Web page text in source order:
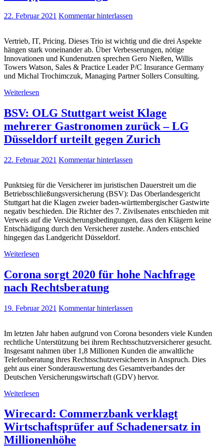
22. Februar 2021 Kommentar hinterlassen
Vertrieb, IT, Pricing. Dieses Trio ist wichtig und die drei Aspekte
hängen stark voneinander ab. Über Verbesserungen, nötige
Innovationen und Kundenutzen sprechen Gero Nießen, Willis
Towers Watson, Sales & Practice Leader P/C Insurance Germany
und Michal Trochimczuk, Managing Partner Sollers Consulting.
Weiterlesen
BSV: OLG Stuttgart weist Klage
mehrerer Gastronomen zurück – LG
Düsseldorf urteilt gegen Zurich
22. Februar 2021 Kommentar hinterlassen
Punktsieg für die Versicherer im juristischen Dauerstreit um die
Betriebsschließungsversicherung (BSV): Das Oberlandesgericht
Stuttgart hat die Klagen zweier baden-württembergischer Gastwirte
negativ beschieden. Die Richter des 7. Zivilsenates entschieden mit
Verweis auf die Versicherungsbedingungen, dass den Klägern keine
Entschädigung durch den Versicherer zustehe. Anders entschied
hingegen das Landgericht Düsseldorf.
Weiterlesen
Corona sorgt 2020 für hohe Nachfrage
nach Rechtsberatung
19. Februar 2021 Kommentar hinterlassen
Im letzten Jahr haben aufgrund von Corona besonders viele Kunden
rechtliche Unterstützung bei ihrem Rechtsschutzversicherer gesucht.
Insgesamt nahmen über 1,8 Millionen Kunden die anwaltliche
Telefonberatung ihres Rechtsschutzversicherers in Anspruch. Dies
geht aus einer Sonderauswertung des Gesamtverbandes der
Deutschen Versicherungswirtschaft (GDV) hervor.
Weiterlesen
Wirecard: Commerzbank verklagt
Wirtschaftsprüfer auf Schadenersatz in
Millionenhöhe